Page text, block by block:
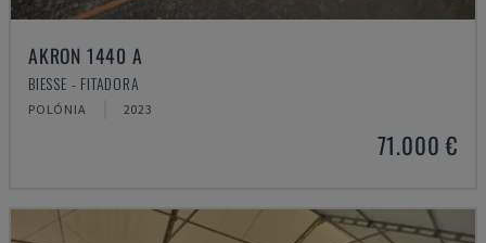
AKRON 1440 A
BIESSE - FITADORA
POLÓNIA 2023
71.000 €